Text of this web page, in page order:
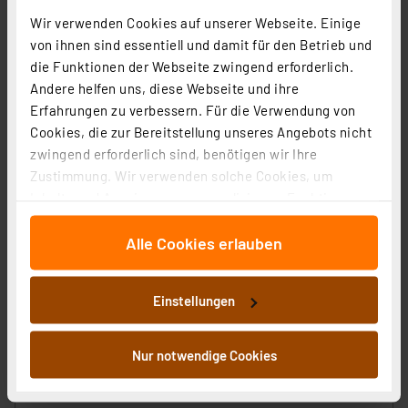
Wir verwenden Cookies auf unserer Webseite. Einige
von ihnen sind essentiell und damit für den Betrieb und
die Funktionen der Webseite zwingend erforderlich.
Andere helfen uns, diese Webseite und ihre
Erfahrungen zu verbessern. Für die Verwendung von
Cookies, die zur Bereitstellung unseres Angebots nicht
zwingend erforderlich sind, benötigen wir Ihre
Zustimmung. Wir verwenden solche Cookies, um
für soziale Medien anbieten zu können und die Zugriffe
auf unsere Website zu analysieren. Außerdem geben
an unsere Partner für soziale Medien, Werbung und
Analysen weiter. Unsere Partner führen diese
Informationen möglicherweise mit weiteren Daten
zusammen, die Sie ihnen bereitgestellt haben oder die
sie im Rahmen Ihrer Nutzung der Dienste gesammelt
Alle Cookies erlauben
Einstellungen
Nur notwendige Cookies
technoline CO2-Messgerät / CO2-Anzeige WL1028,
Kohlendioxid, Ampel-Anzeige, Luftgüte, Akku
Artikel-Nr. 252750
inkl. MwSt.